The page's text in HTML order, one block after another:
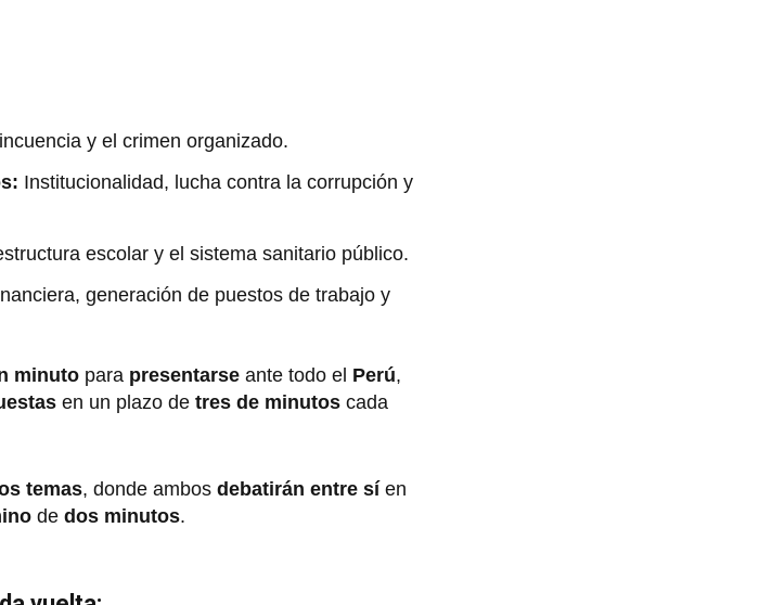
y el crimen organizado.
Institucionalidad, lucha contra la corrupción y
escolar y el sistema sanitario público.
generación de puestos de trabajo y
minuto para presentarse ante todo el Perú,
en un plazo de tres de minutos cada
temas, donde ambos debatirán entre sí en
de dos minutos.